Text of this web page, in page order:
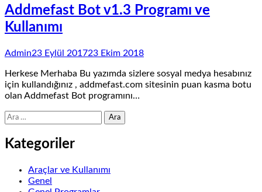
Addmefast Bot v1.3 Programı ve
Kullanımı
Admin23 Eylül 201723 Ekim 2018
Herkese Merhaba Bu yazımda sizlere sosyal medya hesabınız
için kullandığınız , addmefast.com sitesinin puan kasma botu
olan Addmefast Bot programını…
Arama:
Kategoriler
Araçlar ve Kullanımı
Genel